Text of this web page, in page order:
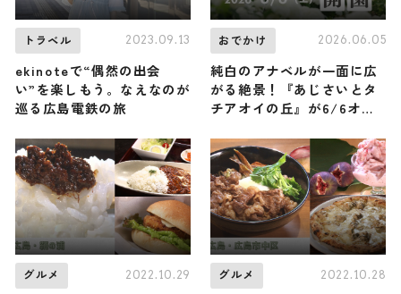
トラベル 2023.09.13
ekinoteで“偶然の出会
い”を楽しもう。なえなのが
巡る広島電鉄の旅
おでかけ 2026.06.05
純白のアナベルが一面に広
がる絶景！『あじさいとタ
チアオイの丘』が6/6オー
花夢の里」広島県世羅町
グルメ 2022.10.29 グルメ 2022.10.28